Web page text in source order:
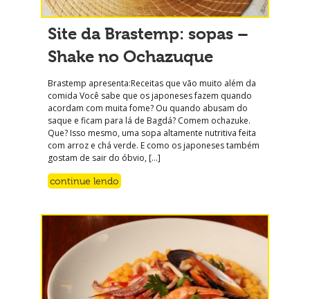
Site da Brastemp: sopas –
Shake no Ochazuque
Brastemp apresenta:Receitas que vão muito além da
comida Você sabe que os japoneses fazem quando
acordam com muita fome? Ou quando abusam do
saque e ficam para lá de Bagdá? Comem ochazuke.
Que? Isso mesmo, uma sopa altamente nutritiva feita
com arroz e chá verde. E como os japoneses também
gostam de sair do óbvio, […]
continue lendo